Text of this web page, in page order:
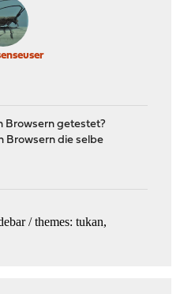
Browsern getestet?
Browsern die selbe
/ themes: tukan,